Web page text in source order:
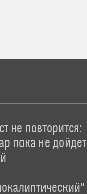
не повторится:
пока не дойдет